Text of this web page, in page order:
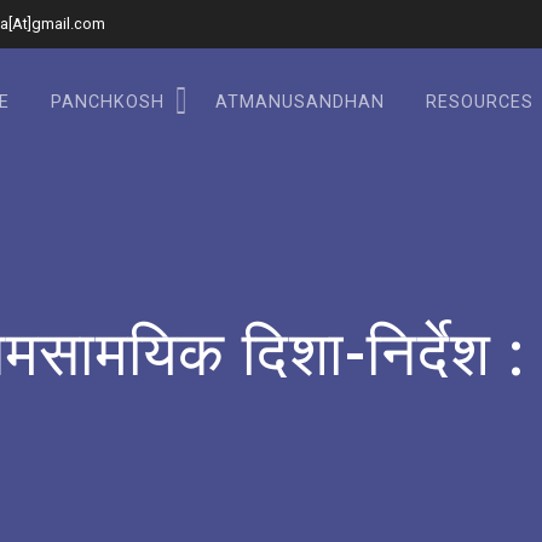
PANCHKOSH ATMANUSANDHAN RESOURCES
दिशा-निर्देश :